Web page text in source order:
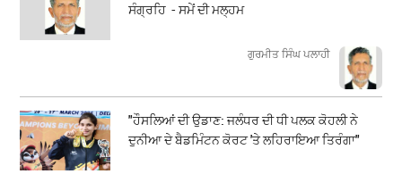
ਸੰਗ੍ਰਹਿ - ਸਮੇਂ ਦੀ ਮਲ੍ਹਮ
ਗੁਰਮੀਤ ਸਿੰਘ ਪਲਾਹੀ
"ਹੌਸਲਿਆਂ ਦੀ ਉਡਾਣ: ਜਲੰਧਰ ਦੀ ਧੀ ਪਲਕ ਕੋਹਲੀ ਨੇ
ਦੁਨੀਆ ਦੇ ਬੈਡਮਿੰਟਨ ਕੋਰਟ 'ਤੇ ਲਹਿਰਾਇਆ ਤਿਰੰਗਾ"